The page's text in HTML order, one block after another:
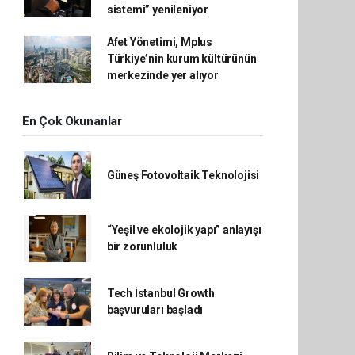
sistemi” yenileniyor
Afet Yönetimi, Mplus
Türkiye’nin kurum kültürünün
merkezinde yer alıyor
En Çok Okunanlar
Güneş Fotovoltaik Teknolojisi
“Yeşil ve ekolojik yapı” anlayışı
bir zorunluluk
Tech İstanbul Growth
başvuruları başladı